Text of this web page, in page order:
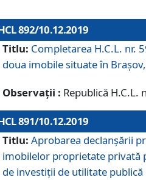
892/10.12.2019
Titlu: Completarea H.C.L. nr.
doua imobile situate în
Observații : Republică H.C.L.
891/10.12.2019
Titlu: Aprobarea declanșării
imobilelor proprietate privată
de investiții de utilitate